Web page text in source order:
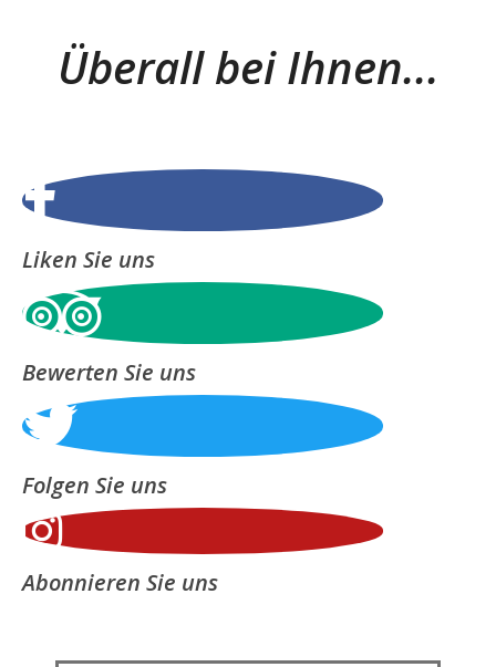
Überall bei Ihnen...
Liken Sie uns
Bewerten Sie uns
Folgen Sie uns
Abonnieren Sie uns